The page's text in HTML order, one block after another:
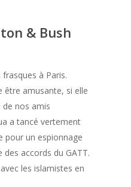
& Bush
à Paris.
être amusante, si elle
de nos amis
a tancé vertement
pour un espionnage
accords du GATT.
les islamistes en